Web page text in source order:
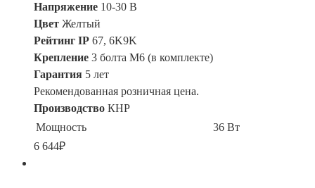
Напряжение 10-30 В
Цвет Желтый
Рейтинг IP 67, 6K9K
Крепление 3 болта M6 (в комплекте)
Гарантия 5 лет
Рекомендованная розничная цена.
Производство КНР
Мощность
36 Вт
6 644₽